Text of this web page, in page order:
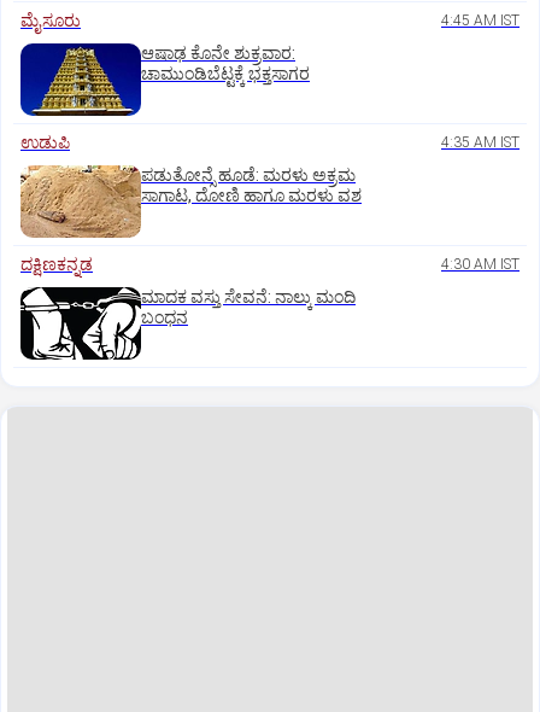
ಮೈಸೂರು 4:45 AM IST
ಆಷಾಢ ಕೊನೇ ಶುಕ್ರವಾರ:
ಚಾಮುಂಡಿಬೆಟ್ಟಕ್ಕೆ ಭಕ್ತಸಾಗರ
ಉಡುಪಿ 4:35 AM IST
ಪಡುತೋನ್ಸೆ ಹೂಡೆ: ಮರಳು ಅಕ್ರಮ
ಸಾಗಾಟ, ದೋಣಿ ಹಾಗೂ ಮರಳು ವಶ
ದಕ್ಷಿಣಕನ್ನಡ 4:30 AM IST
ಮಾದಕ ವಸ್ತು ಸೇವನೆ: ನಾಲ್ಕು ಮಂದಿ
ಬಂಧನ